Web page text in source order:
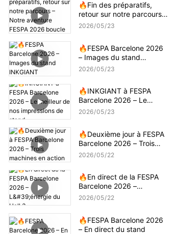
🔥Fin des préparatifs,
retour sur notre parcours –
Notre aventure FESPA
2026 05 23
🔥FESPA Barcelone 2026
– Images du stand
INKGIANT
2026 05 23
🔥INKGIANT à FESPA
Barcelone 2026 – Le
meilleur de nos
2026 05 23
🔥Deuxième jour à FESPA
Barcelone 2026 – Trois
machines en action
2026 05 22
🔥En direct de la FESPA
Barcelone 2026 –
L'énergie du Hall 3
2026 05 22
🔥FESPA Barcelone 2026
– En direct du stand